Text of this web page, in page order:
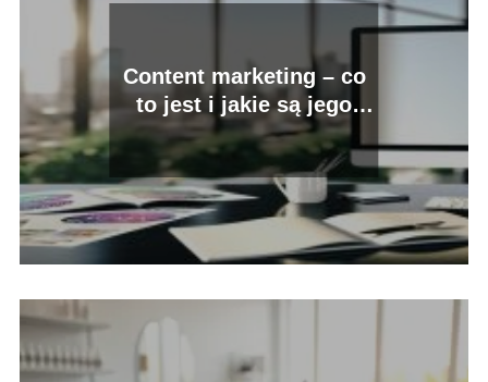
Content marketing – co
to jest i jakie są jego
przykłady?